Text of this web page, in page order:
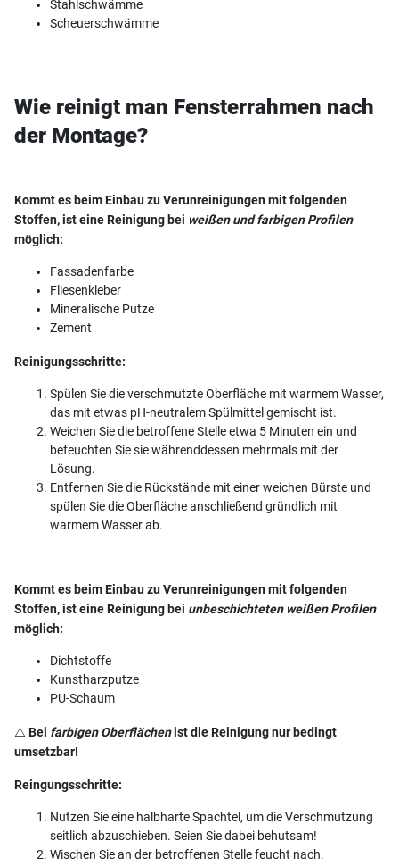
Stahlschwämme
Scheuerschwämme
Wie reinigt man Fensterrahmen nach
der Montage?
Kommt es beim Einbau zu Verunreinigungen mit folgenden
Stoffen, ist eine Reinigung bei weißen und farbigen Profilen
möglich:
Fassadenfarbe
Fliesenkleber
Mineralische Putze
Zement
Reinigungsschritte:
Spülen Sie die verschmutzte Oberfläche mit warmem Wasser,
das mit etwas pH-neutralem Spülmittel gemischt ist.
Weichen Sie die betroffene Stelle etwa 5 Minuten ein und
befeuchten Sie sie währenddessen mehrmals mit der
Lösung.
Entfernen Sie die Rückstände mit einer weichen Bürste und
spülen Sie die Oberfläche anschließend gründlich mit
warmem Wasser ab.
Kommt es beim Einbau zu Verunreinigungen mit folgenden
Stoffen, ist eine Reinigung bei unbeschichteten weißen Profilen
möglich:
Dichtstoffe
Kunstharzputze
PU-Schaum
⚠️ Bei farbigen Oberflächenist die Reinigung nur bedingt
umsetzbar!
Reingungsschritte:
Nutzen Sie eine halbharte Spachtel, um die Verschmutzung
seitlich abzuschieben. Seien Sie dabei behutsam!
Wischen Sie an der betroffenen Stelle feucht nach.